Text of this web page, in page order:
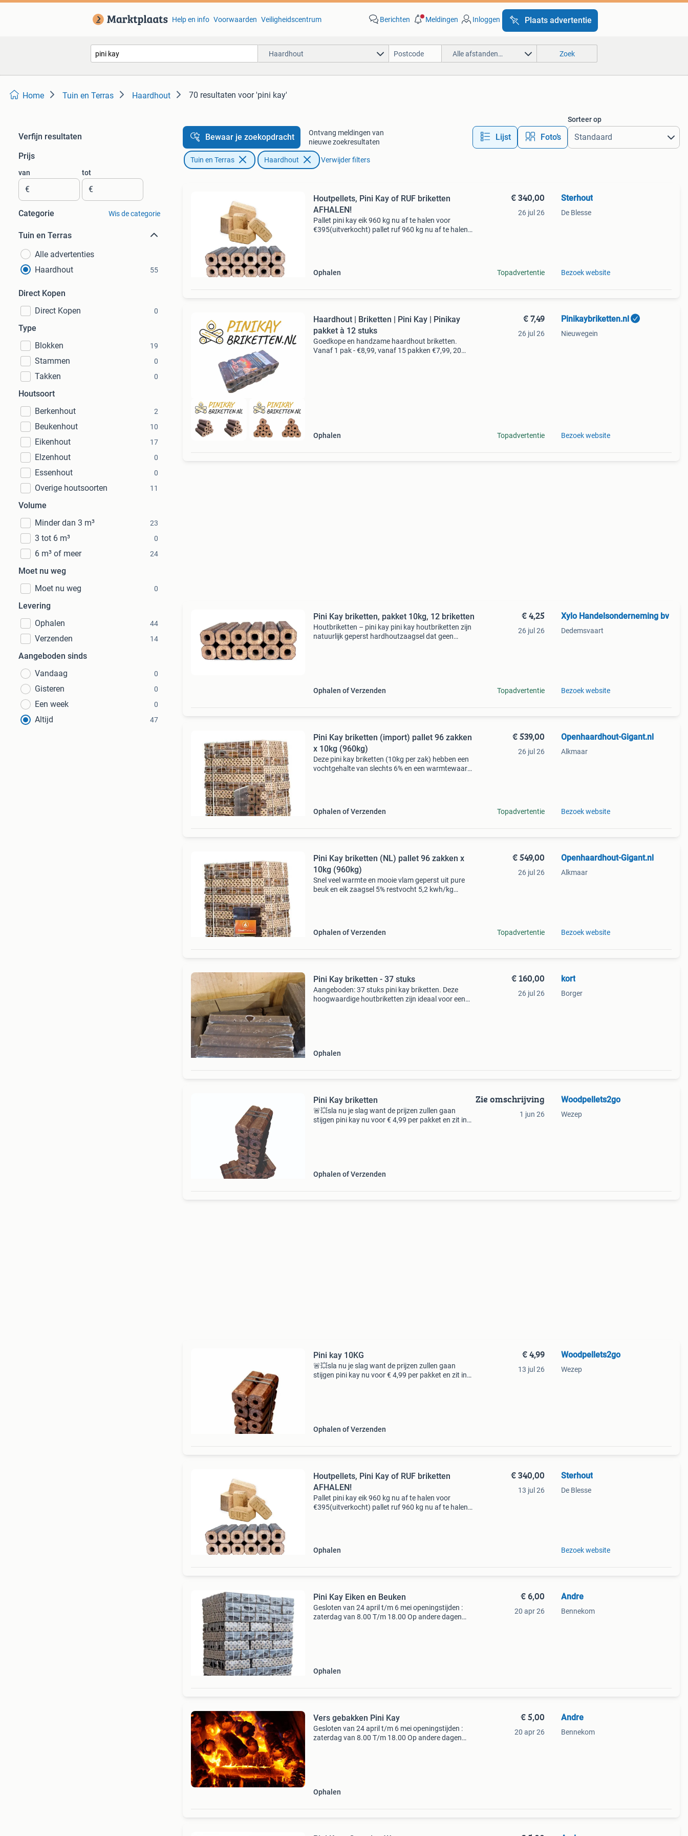
Help en info Voorwaarden Veiligheidscentrum Berichten Meldingen Inloggen Plaats advertentie
Haardhout Alle afstanden… Zoek
Home Tuin en Terras Haardhout 70 resultaten voor 'pini kay'
Verfijn resultaten
Prijs
van
€
tot
€
Categorie Wis de categorie
Tuin en Terras
Alle advertenties
Haardhout
55
Direct Kopen
Direct Kopen
0
Type
Blokken
19
Stammen 0
Takken 0
Houtsoort
Berkenhout
2
Beukenhout 10
Eikenhout 17
Elzenhout 0
Essenhout 0
Overige houtsoorten 11
Volume
Minder dan 3 m³
23
3 tot 6 m³ 0
6 m³ of meer 24
Moet nu weg
Moet nu weg
0
Levering
Ophalen
44
Verzenden 14
Aangeboden sinds
Vandaag
0
Gisteren 0
Een week 0
Altijd 47
Bewaar je zoekopdracht
Ontvang meldingen van
nieuwe zoekresultaten
Lijst Foto’s
Sorteer op
Tuin en Terras Haardhout Verwijder filters
Houtpellets, Pini Kay of RUF briketten
AFHALEN!
Pallet pini kay eik 960 kg nu af te halen voor
€395(uitverkocht) pallet ruf 960 kg nu af te halen
Ophalen
€ 340,00
26 jul 26
Topadvertentie
Sterhout
De Blesse
Bezoek website
Haardhout | Briketten | Pini Kay | Pinikay
pakket à 12 stuks
Goedkope en handzame haardhout briketten.
Vanaf 1 pak - €8,99, vanaf 15 pakken €7,99, 20
Ophalen
€ 7,49
26 jul 26
Topadvertentie
Pinikaybriketten.nl
Nieuwegein
Bezoek website
Pini Kay briketten, pakket 10kg, 12 briketten
Houtbriketten – pini kay pini kay houtbriketten zijn
natuurlijk geperst hardhoutzaagsel dat geen
Ophalen of Verzenden
€ 4,25
26 jul 26
Topadvertentie
Xylo Handelsonderneming bv
Dedemsvaart
Bezoek website
Pini Kay briketten (import) pallet 96 zakken
x 10kg (960kg)
Deze pini kay briketten (10kg per zak) hebben een
vochtgehalte van slechts 6% en een warmtewaarde
Ophalen of Verzenden
€ 539,00
26 jul 26
Topadvertentie
Openhaardhout-Gigant.nl
Alkmaar
Bezoek website
Pini Kay briketten (NL) pallet 96 zakken x
10kg (960kg)
Snel veel warmte en mooie vlam geperst uit pure
beuk en eik zaagsel 5% restvocht 5,2 kwh/kg
Ophalen of Verzenden
€ 549,00
26 jul 26
Topadvertentie
Openhaardhout-Gigant.nl
Alkmaar
Bezoek website
Pini Kay briketten - 37 stuks
Aangeboden: 37 stuks pini kay briketten. Deze
hoogwaardige houtbriketten zijn ideaal voor een
Ophalen
€ 160,00
26 jul 26
kort
Borger
Pini Kay briketten
🚨💥sla nu je slag want de prijzen zullen gaan
stijgen pini kay nu voor € 4,99 per pakket en zit in
Ophalen of Verzenden
Zie omschrijving
1 jun 26
Woodpellets2go
Wezep
Pini kay 10KG
🚨💥sla nu je slag want de prijzen zullen gaan
stijgen pini kay nu voor € 4,99 per pakket en zit in
Ophalen of Verzenden
€ 4,99
13 jul 26
Woodpellets2go
Wezep
Houtpellets, Pini Kay of RUF briketten
AFHALEN!
Pallet pini kay eik 960 kg nu af te halen voor
€395(uitverkocht) pallet ruf 960 kg nu af te halen
Ophalen
€ 340,00
13 jul 26
Sterhout
De Blesse
Bezoek website
Pini Kay Eiken en Beuken
Gesloten van 24 april t/m 6 mei openingstijden :
zaterdag van 8.00 T/m 18.00 Op andere dagen
Ophalen
€ 6,00
20 apr 26
Andre
Bennekom
Vers gebakken Pini Kay
Gesloten van 24 april t/m 6 mei openingstijden :
zaterdag van 8.00 T/m 18.00 Op andere dagen
Ophalen
€ 5,00
20 apr 26
Andre
Bennekom